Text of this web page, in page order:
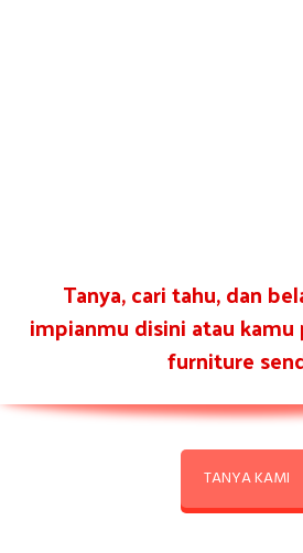
Tanya, cari tahu, dan
impianmu disini atau kamu
furniture
TANYA KAMI